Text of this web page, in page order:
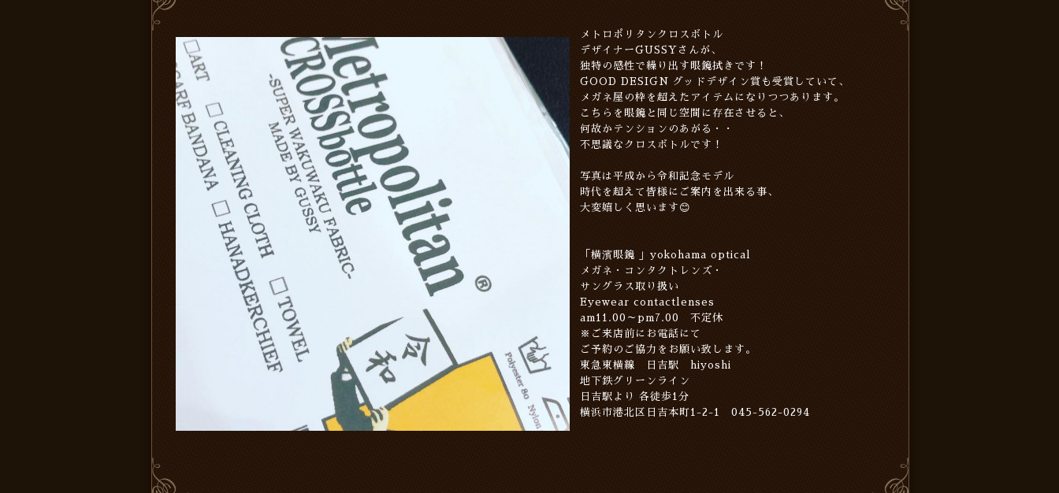
メトロポリタンクロスボトル
デザイナーGUSSYさんが、
独特の感性で繰り出す眼鏡拭きです！
GOOD DESIGN グッドデザイン賞も受賞していて、
メガネ屋の枠を超えたアイテムになりつつあります。
こちらを眼鏡と同じ空間に存在させると、
何故かテンションのあがる・・
不思議なクロスボトルです！
写真は平成から令和記念モデル
時代を超えて皆様にご案内を出来る事、
大変嬉しく思います😊
「横濱眼鏡 」yokohama optical
メガネ・コンタクトレンズ・
サングラス取り扱い
Eyewear contactlenses
am11.00～pm7.00 不定休
※ご来店前にお電話にて
ご予約のご協力をお願い致します。
東急東横線 日吉駅 hiyoshi
地下鉄グリーンライン
日吉駅より 各徒歩1分
横浜市港北区日吉本町1-2-1 045-562-0294